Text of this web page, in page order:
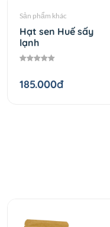
Sản phẩm khác
Hạt sen Huế sấy
lạnh
185.000đ